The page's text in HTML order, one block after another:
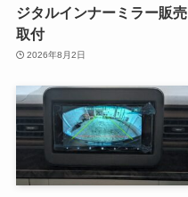
ジタルインナーミラー販売
取付
2026年8月2日